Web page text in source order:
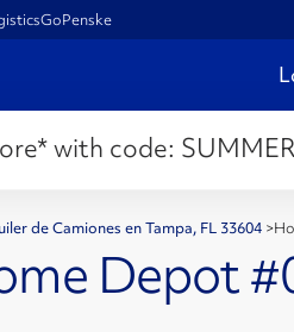
GoPenske
with code:
de Camiones en Tampa, FL 33604 >
Depot